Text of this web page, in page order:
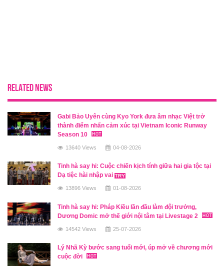
RELATED NEWS
Gabi Bảo Uyên cùng Kyo York đưa âm nhạc Việt trở
thành điểm nhấn cảm xúc tại Vietnam Iconic Runway
Season 10
13640 Views 04-08-2026
Tinh hà say hi: Cuộc chiến kịch tính giữa hai gia tộc tại
Dạ tiệc hài nhập vai
13896 Views 01-08-2026
Tinh hà say hi: Pháp Kiều lần đầu làm đội trưởng,
Dương Domic mở thế giới nội tâm tại Livestage 2
14542 Views 25-07-2026
Lý Nhã Kỳ bước sang tuổi mới, úp mở về chương mới
cuộc đời